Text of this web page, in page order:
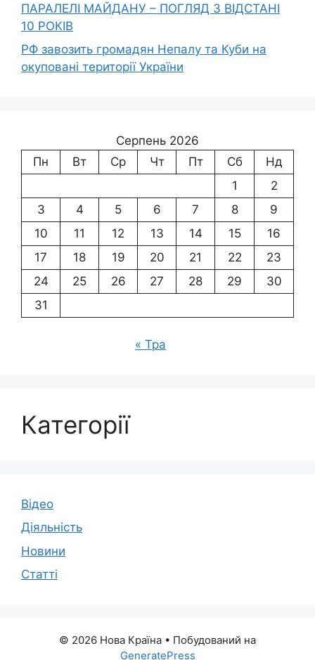
ПАРАЛЕЛІ МАЙДАНУ – ПОГЛЯД З ВІДСТАНІ
10 РОКІВ
РФ завозить громадян Непалу та Куби на
окуповані території України
Серпень 2026
Пн
Вт Ср Чт Пт Сб
Нд
1
2
3
4 5 6 7 8
9
10
11 12 13 14 15
16
17
18 19 20 21 22
23
24
25 26 27 28 29
30
31
« Тра
Категорії
Відео
Діяльність
Новини
Статті
© 2026 Нова Країна • Побудований на
GeneratePress